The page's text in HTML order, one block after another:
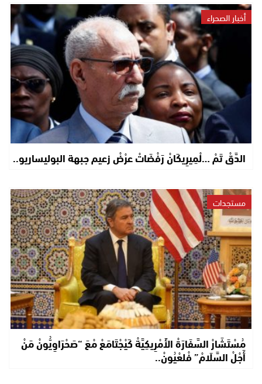
أخبار الصحراء
الدَّقْ تَمْ …لْمِيرِيكَانْ رَفْضَاتْ عرْضْ زعيم جبهة البوليساريو..
مستجدات
مُسْتَشَارْ السَّفَارَةْ الأَمْرِيكِيَّةْ كَيْجْتَامَعْ مْعَ “صَحْرَاوِيُّونْ مَنْ
أَجْلْ السَّلَامْ” فْلعْيُونْ..